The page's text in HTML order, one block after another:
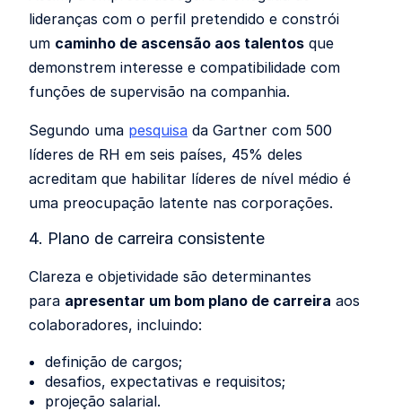
lideranças com o perfil pretendido e constrói
um caminho de ascensão aos talentos que
demonstrem interesse e compatibilidade com
funções de supervisão na companhia.
Segundo uma pesquisa da Gartner com 500
líderes de RH em seis países, 45% deles
acreditam que habilitar líderes de nível médio é
uma preocupação latente nas corporações.
4. Plano de carreira consistente
Clareza e objetividade são determinantes
para apresentar um bom plano de carreira aos
colaboradores, incluindo:
definição de cargos;
desafios, expectativas e requisitos;
projeção salarial.